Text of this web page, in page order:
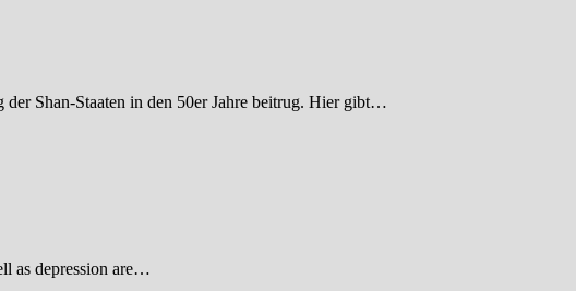
Shan-Staaten in den 50er Jahre beitrug. Hier gibt…
as depression are…